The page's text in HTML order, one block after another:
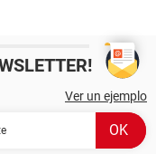
Ver un ejemplo